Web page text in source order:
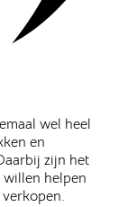
wel heel
en
zijn het
helpen